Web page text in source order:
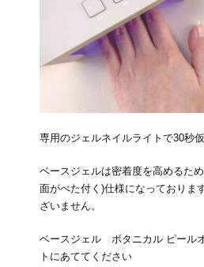
専用のジェルネイルライトで30秒仮
ベースジェルは密着度を高めるた
面がべた付く)仕様になっておりま
ざいません。
ベースジェル ボタニカル ピール
トにあててください